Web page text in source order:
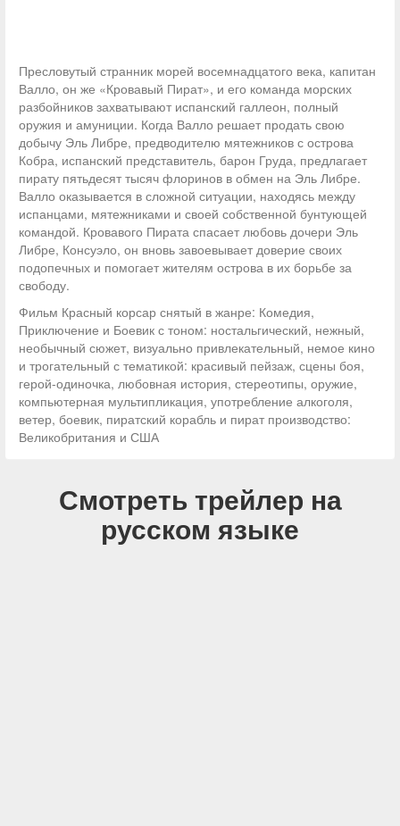
Пресловутый странник морей восемнадцатого века, капитан
Валло, он же «Кровавый Пират», и его команда морских
разбойников захватывают испанский галлеон, полный
оружия и амуниции. Когда Валло решает продать свою
добычу Эль Либре, предводителю мятежников с острова
Кобра, испанский представитель, барон Груда, предлагает
пирату пятьдесят тысяч флоринов в обмен на Эль Либре.
Валло оказывается в сложной ситуации, находясь между
испанцами, мятежниками и своей собственной бунтующей
командой. Кровавого Пирата спасает любовь дочери Эль
Либре, Консуэло, он вновь завоевывает доверие своих
подопечных и помогает жителям острова в их борьбе за
свободу.
Фильм Красный корсар снятый в жанре: Комедия,
Приключение и Боевик с тоном: ностальгический, нежный,
необычный сюжет, визуально привлекательный, немое кино
и трогательный с тематикой: красивый пейзаж, сцены боя,
герой-одиночка, любовная история, стереотипы, оружие,
компьютерная мультипликация, употребление алкоголя,
ветер, боевик, пиратский корабль и пират производство:
Великобритания и США
Смотреть трейлер на
русском языке